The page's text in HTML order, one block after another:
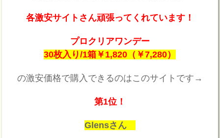
各激安サイトさん頑張ってくれています！
プロクリアワンデー
30枚入り/1箱￥1,820（￥7,280）
の激安価格で購入できるのはこのサイトです→
第1位！
Glensさん